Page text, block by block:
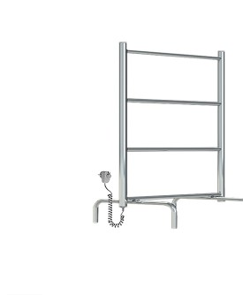
Украина, г.Киев. ул.
Язык
Russian
НАСТЕННЫЕ
ПЛИНТУСНЫЕ